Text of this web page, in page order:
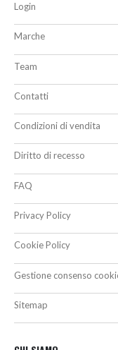
Login
Marche
Team
Contatti
Condizioni di vendita
Diritto di recesso
FAQ
Privacy Policy
Cookie Policy
Gestione consenso
Sitemap